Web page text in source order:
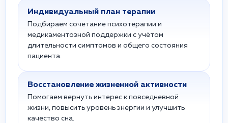
Индивидуальный план терапии
Подбираем сочетание психотерапии и
медикаментозной поддержки с учётом
длительности симптомов и общего состояния
пациента.
Восстановление жизненной активности
Помогаем вернуть интерес к повседневной
жизни, повысить уровень энергии и улучшить
качество сна.